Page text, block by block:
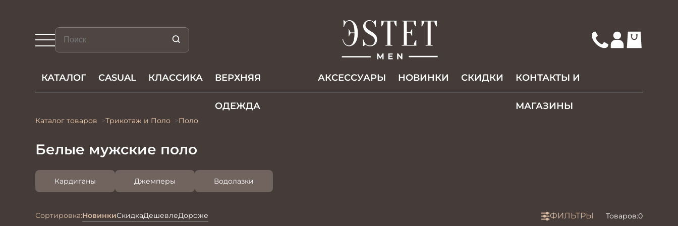
КАТАЛОГ CASUAL КЛАССИКА ВЕРХНЯЯ
ОДЕЖДА
АКCЕССУАРЫ НОВИНКИ СКИДКИ КОНТАКТЫ И
МАГАЗИНЫ
Каталог товаров Трикотаж и Поло Поло
Белые мужские поло
Кардиганы Джемперы Водолазки
Сортировка:НовинкиСкидкаДешевлеДороже ФИЛЬТРЫ Товаров:0